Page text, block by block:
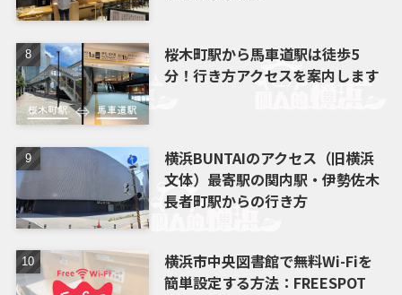
桜木町駅から馬車道駅は徒歩5
分！行き方アクセスを案内します
横浜BUNTAIのアクセス（旧横浜
文体）最寄駅の関内駅・伊勢佐木
長者町駅からの行き方
横浜市中央図書館で無料Wi-Fiを
簡単設定する方法：FREESPOT